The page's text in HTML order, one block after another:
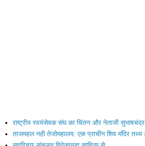
राष्ट्रीय स्वयंसेवक संघ का चिंतन और नेताजी
ताजमहल नही तेजोमहालय: एक प्राचीन शिव मंदिर